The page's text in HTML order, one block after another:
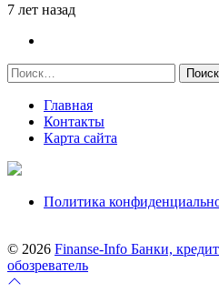
7 лет назад
Найти:
Главная
Контакты
Карта сайта
Политика
© 2026 Finanse-Info Банки,
обозреватель
Перейти